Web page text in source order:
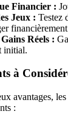
Financier :
Jeux : Testez
Réels :
initial.
à
avantages,
: